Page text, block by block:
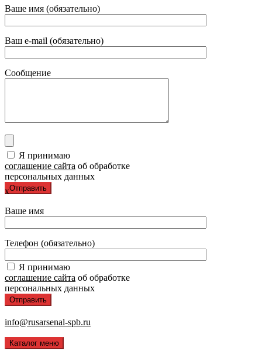
Ваше имя (обязательно)
Ваш e-mail (обязательно)
Сообщение
Я принимаю
соглашение сайта об обработке
персональных данных
x
Ваше имя
Телефон (обязательно)
Я принимаю
соглашение сайта об обработке
персональных данных
info@rusarsenal-spb.ru
Каталог меню